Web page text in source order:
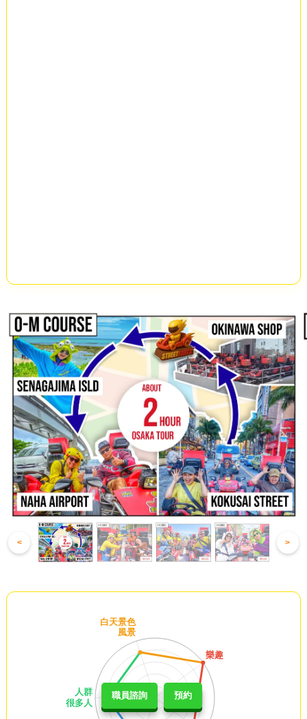
職員諮詢 預約
< >